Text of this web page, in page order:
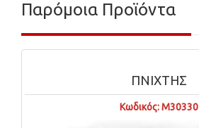
Παρόμοια Προϊόντα
ΠΝΙΧΤΗΣ
Κωδικός: M30330